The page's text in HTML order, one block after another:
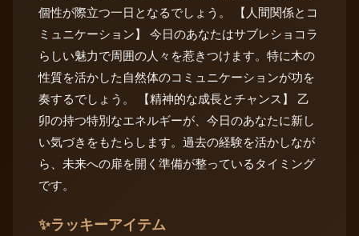
個性が際立つ一日となるでしょう。 【人間関係とコ
ミュニケーション】 今日のあなたはサブレショコラ
らしい魅力で周囲の人々を惹きつけます。特に木の
性質を活かした自然体のコミュニケーションが功を
奏するでしょう。 【精神的な成長とチャンス】 乙
卯の持つ特別なエネルギーが、今日のあなたに新し
い気づきをもたらします。過去の経験を活かしなが
ら、未来への扉を開く準備が整っているタイミング
です。
✨ラッキーアイテム